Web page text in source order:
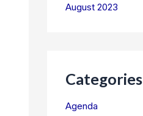
August 2023
Categories
Agenda